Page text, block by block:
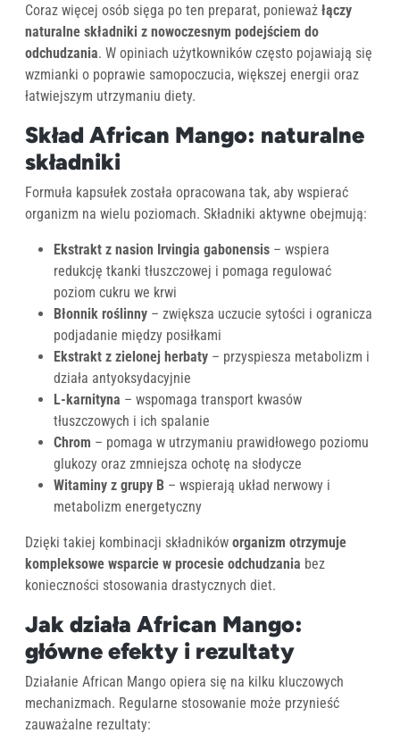
Coraz więcej osób sięga po ten preparat, ponieważ łączy
naturalne składniki z nowoczesnym podejściem do
odchudzania. W opiniach użytkowników często pojawiają się
wzmianki o poprawie samopoczucia, większej energii oraz
łatwiejszym utrzymaniu diety.
Skład African Mango: naturalne
składniki
Formuła kapsułek została opracowana tak, aby wspierać
organizm na wielu poziomach. Składniki aktywne obejmują:
Ekstrakt z nasion Irvingia gabonensis – wspiera
redukcję tkanki tłuszczowej i pomaga regulować
poziom cukru we krwi
Błonnik roślinny – zwiększa uczucie sytości i ogranicza
podjadanie między posiłkami
Ekstrakt z zielonej herbaty – przyspiesza metabolizm i
działa antyoksydacyjnie
L-karnityna – wspomaga transport kwasów
tłuszczowych i ich spalanie
Chrom – pomaga w utrzymaniu prawidłowego poziomu
glukozy oraz zmniejsza ochotę na słodycze
Witaminy z grupy B – wspierają układ nerwowy i
metabolizm energetyczny
Dzięki takiej kombinacji składników organizm otrzymuje
kompleksowe wsparcie w procesie odchudzania bez
konieczności stosowania drastycznych diet.
Jak działa African Mango:
główne efekty i rezultaty
Działanie African Mango opiera się na kilku kluczowych
mechanizmach. Regularne stosowanie może przynieść
zauważalne rezultaty: